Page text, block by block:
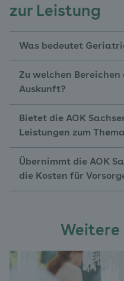
zur Leistung
Was bedeutet
Zu welchen
Auskunft?
Bietet die AOK
Leistungen zum
Übernimmt die AOK
die Kosten für
Weitere